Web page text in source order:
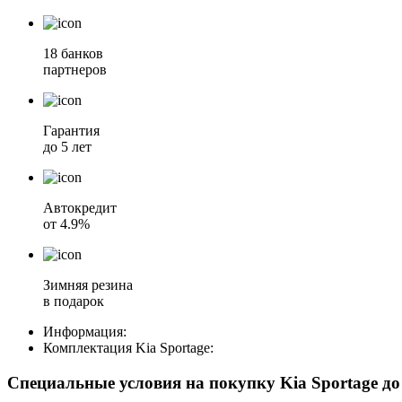
18 банков
партнеров
Гарантия
до 5 лет
Автокредит
от 4.9%
Зимняя резина
в подарок
Информация:
Комплектация Kia Sportage:
Специальные условия на покупку Kia Sportage